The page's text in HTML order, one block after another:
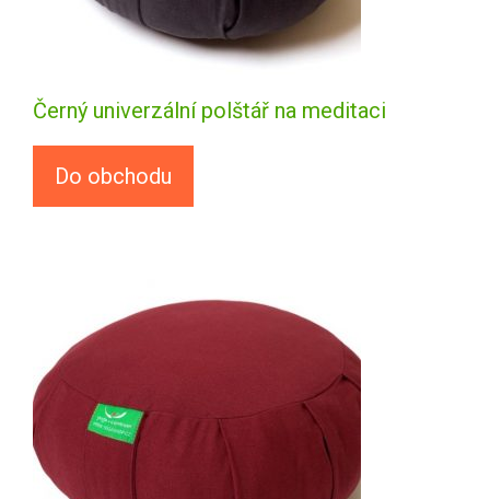
Černý univerzální polštář na meditaci
Do obchodu